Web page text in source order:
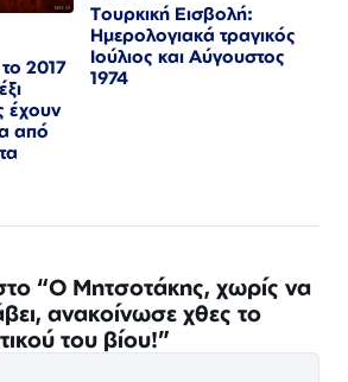
2017
έχουν
από
Τουρκική Εισβολή:
Ημερολογιακά τραγικός
Ιούλιος και Αύγουστος
1974
“Ο Μητσοτάκης, χωρίς να
ανακοίνωσε χθες το
του βίου!”